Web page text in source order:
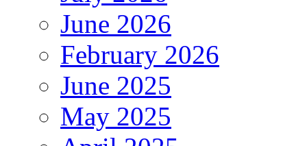
June 2026
February 2026
June 2025
May 2025